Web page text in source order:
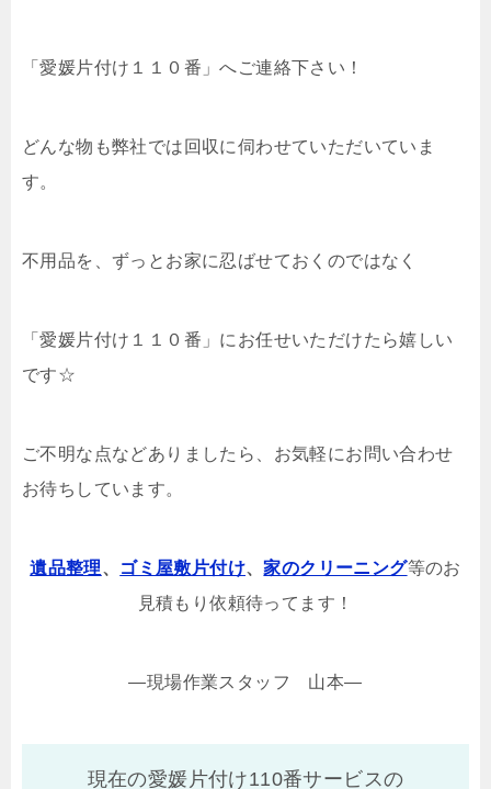
「愛媛片付け１１０番」へご連絡下さい！
どんな物も弊社では回収に伺わせていただいていま
す。
不用品を、ずっとお家に忍ばせておくのではなく
「愛媛片付け１１０番」にお任せいただけたら嬉しい
です☆
ご不明な点などありましたら、お気軽にお問い合わせ
お待ちしています。
遺品整理、 ゴミ屋敷片付け、家のクリーニング等のお
見積もり依頼待ってます！
—現場作業スタッフ 山本—
現在の愛媛片付け110番サービスの